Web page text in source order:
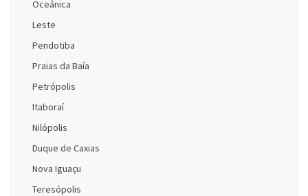
Oceânica
Leste
Pendotiba
Praias da Baía
Petrópolis
Itaboraí
Nilópolis
Duque de Caxias
Nova Iguaçu
Teresópolis